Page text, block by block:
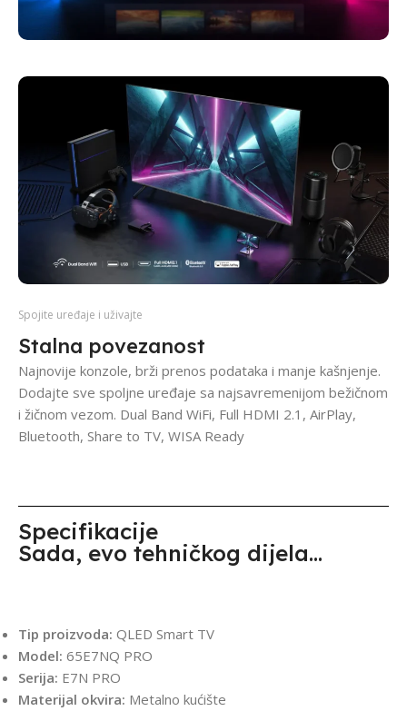
Spojite uređaje i uživajte
Stalna povezanost
Najnovije konzole, brži prenos podataka i manje kašnjenje.
Dodajte sve spoljne uređaje sa najsavremenijom bežičnom
i žičnom vezom. Dual Band WiFi, Full HDMI 2.1, AirPlay,
Bluetooth, Share to TV, WISA Ready
Specifikacije
Sada, evo tehničkog dijela...
Tip proizvoda: QLED Smart TV
Model: 65E7NQ PRO
Serija: E7N PRO
Materijal okvira: Metalno kućište